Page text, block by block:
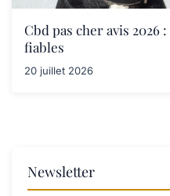
Cbd pas cher avis 2026
fiables
20 juillet 2026
Newsletter